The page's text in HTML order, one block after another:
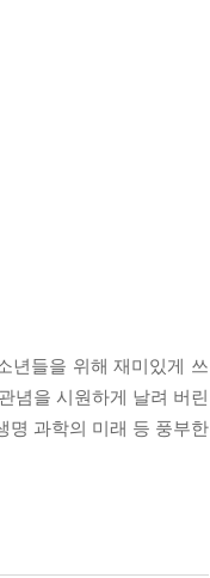
년들을 위해 재미있게 쓰
념을 시원하게 날려 버린
명 과학의 미래 등 풍부한